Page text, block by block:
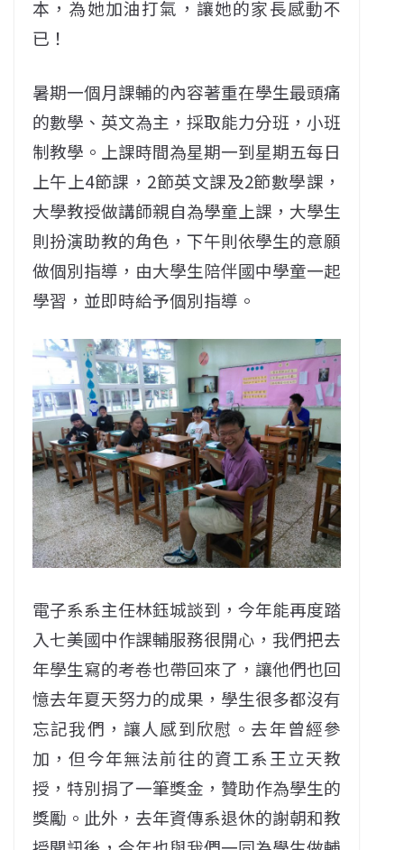
本，為她加油打氣，讓她的家長感動不
已！
暑期一個月課輔的內容著重在學生最頭痛
的數學、英文為主，採取能力分班，小班
制教學。上課時間為星期一到星期五每日
上午上4節課，2節英文課及2節數學課，
大學教授做講師親自為學童上課，大學生
則扮演助教的角色，下午則依學生的意願
做個別指導，由大學生陪伴國中學童一起
學習，並即時給予個別指導。
電子系系主任林鈺城談到，今年能再度踏
入七美國中作課輔服務很開心，我們把去
年學生寫的考卷也帶回來了，讓他們也回
憶去年夏天努力的成果，學生很多都沒有
忘記我們，讓人感到欣慰。去年曾經參
加，但今年無法前往的資工系王立天教
授，特別捐了一筆獎金，贊助作為學生的
獎勵。此外，去年資傳系退休的謝朝和教